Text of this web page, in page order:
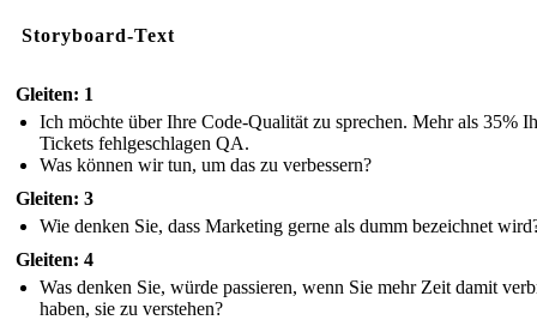
Storyboard-Text
Gleiten: 1
Ich möchte über Ihre Code-Qualität zu sprechen. Mehr als 35%
Tickets fehlgeschlagen QA.
Was können wir tun, um das zu verbessern?
Gleiten: 3
Wie denken Sie, dass Marketing gerne als dumm bezeichnet
Gleiten: 4
Was denken Sie, würde passieren, wenn Sie mehr Zeit damit
haben, sie zu verstehen?